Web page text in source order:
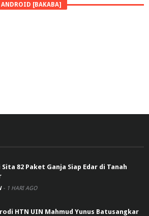
[BAKABA]
Sita 82 Paket Ganja Siap Edar di Tanah
- 1 HARI AGO
HTN UIN Mahmud Yunus Batusangkar